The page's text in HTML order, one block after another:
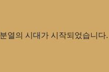
의 시대가 시작되었습니